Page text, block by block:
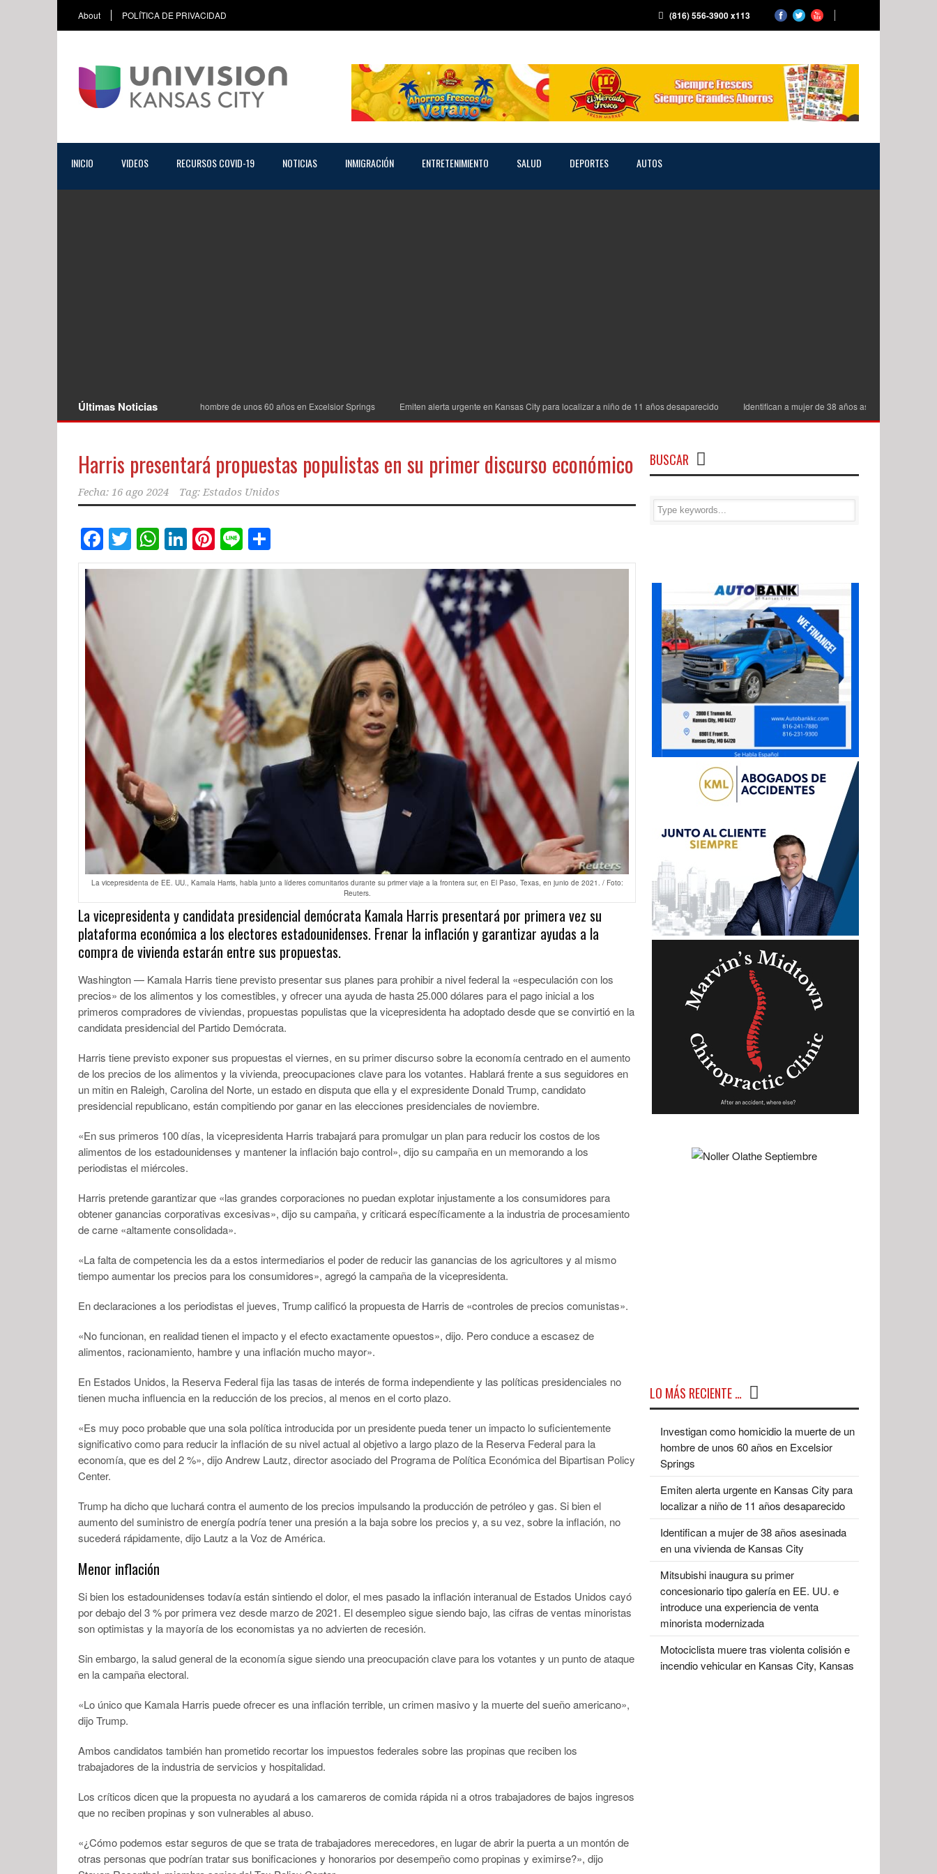
About POLÍTICA DE PRIVACIDAD (816) 556-3900 x113
INICIO VIDEOS RECURSOS COVID-19 NOTICIAS INMIGRACIÓN ENTRETENIMIENTO SALUD DEPORTES AUTOS
Últimas Noticias
como homicidio la muerte de un hombre de unos 60 años en Excelsior Springs Emiten alerta urgente en Kansas City para localizar a niño de 11 años desaparecido Identifican a mujer de 38 años asesinada en una vivienda
Harris presentará propuestas populistas en su primer discurso económico
Fecha: 16 ago 2024 Tag: Estados Unidos
Facebook
Twitter
WhatsApp
LinkedIn
Pinterest
Line
La vicepresidenta de EE. UU., Kamala Harris, habla junto a líderes comunitarios durante su primer viaje a la frontera sur, en El Paso, Texas, en junio de 2021. / Foto:
Reuters.
La vicepresidenta y candidata presidencial demócrata Kamala Harris presentará por primera vez su
plataforma económica a los electores estadounidenses. Frenar la inflación y garantizar ayudas a la
compra de vivienda estarán entre sus propuestas.
Washington — Kamala Harris tiene previsto presentar sus planes para prohibir a nivel federal la «especulación con los
precios» de los alimentos y los comestibles, y ofrecer una ayuda de hasta 25.000 dólares para el pago inicial a los
primeros compradores de viviendas, propuestas populistas que la vicepresidenta ha adoptado desde que se convirtió en la
candidata presidencial del Partido Demócrata.
Harris tiene previsto exponer sus propuestas el viernes, en su primer discurso sobre la economía centrado en el aumento
de los precios de los alimentos y la vivienda, preocupaciones clave para los votantes. Hablará frente a sus seguidores en
un mitin en Raleigh, Carolina del Norte, un estado en disputa que ella y el expresidente Donald Trump, candidato
presidencial republicano, están compitiendo por ganar en las elecciones presidenciales de noviembre.
«En sus primeros 100 días, la vicepresidenta Harris trabajará para promulgar un plan para reducir los costos de los
alimentos de los estadounidenses y mantener la inflación bajo control», dijo su campaña en un memorando a los
periodistas el miércoles.
Harris pretende garantizar que «las grandes corporaciones no puedan explotar injustamente a los consumidores para
obtener ganancias corporativas excesivas», dijo su campaña, y criticará específicamente a la industria de procesamiento
de carne «altamente consolidada».
«La falta de competencia les da a estos intermediarios el poder de reducir las ganancias de los agricultores y al mismo
tiempo aumentar los precios para los consumidores», agregó la campaña de la vicepresidenta.
En declaraciones a los periodistas el jueves, Trump calificó la propuesta de Harris de «controles de precios comunistas».
«No funcionan, en realidad tienen el impacto y el efecto exactamente opuestos», dijo. Pero conduce a escasez de
alimentos, racionamiento, hambre y una inflación mucho mayor».
En Estados Unidos, la Reserva Federal fija las tasas de interés de forma independiente y las políticas presidenciales no
tienen mucha influencia en la reducción de los precios, al menos en el corto plazo.
«Es muy poco probable que una sola política introducida por un presidente pueda tener un impacto lo suficientemente
significativo como para reducir la inflación de su nivel actual al objetivo a largo plazo de la Reserva Federal para la
economía, que es del 2 %», dijo Andrew Lautz, director asociado del Programa de Política Económica del Bipartisan Policy
Center.
Trump ha dicho que luchará contra el aumento de los precios impulsando la producción de petróleo y gas. Si bien el
aumento del suministro de energía podría tener una presión a la baja sobre los precios y, a su vez, sobre la inflación, no
sucederá rápidamente, dijo Lautz a la Voz de América.
Menor inflación
Si bien los estadounidenses todavía están sintiendo el dolor, el mes pasado la inflación interanual de Estados Unidos cayó
por debajo del 3 % por primera vez desde marzo de 2021. El desempleo sigue siendo bajo, las cifras de ventas minoristas
son optimistas y la mayoría de los economistas ya no advierten de recesión.
Sin embargo, la salud general de la economía sigue siendo una preocupación clave para los votantes y un punto de ataque
en la campaña electoral.
«Lo único que Kamala Harris puede ofrecer es una inflación terrible, un crimen masivo y la muerte del sueño americano»,
dijo Trump.
Ambos candidatos también han prometido recortar los impuestos federales sobre las propinas que reciben los
trabajadores de la industria de servicios y hospitalidad.
Los críticos dicen que la propuesta no ayudará a los camareros de comida rápida ni a otros trabajadores de bajos ingresos
que no reciben propinas y son vulnerables al abuso.
«¿Cómo podemos estar seguros de que se trata de trabajadores merecedores, en lugar de abrir la puerta a un montón de
otras personas que podrían tratar sus bonificaciones y honorarios por desempeño como propinas y eximirse?», dijo
BUSCAR
LO MÁS RECIENTE …
Investigan como homicidio la muerte de un
hombre de unos 60 años en Excelsior
Springs
Emiten alerta urgente en Kansas City para
localizar a niño de 11 años desaparecido
Identifican a mujer de 38 años asesinada
en una vivienda de Kansas City
Mitsubishi inaugura su primer
concesionario tipo galería en EE. UU. e
introduce una experiencia de venta
minorista modernizada
Motociclista muere tras violenta colisión e
incendio vehicular en Kansas City, Kansas